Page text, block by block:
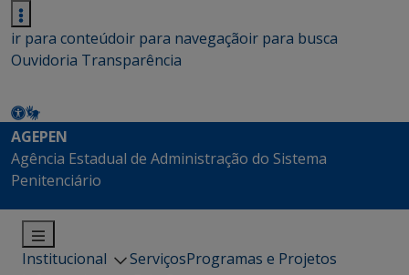
ir para conteúdoir para navegaçãoir para busca
Ouvidoria Transparência
AGEPEN
Agência Estadual de Administração do Sistema
Penitenciário
Institucional ServiçosProgramas e Projetos